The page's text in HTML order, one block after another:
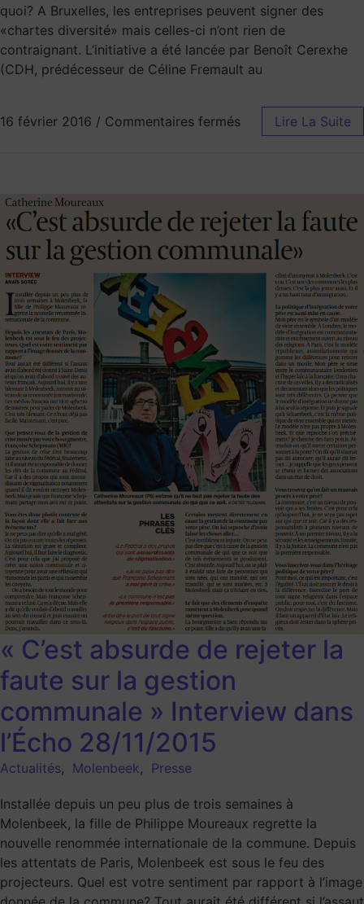
quoi? A Bruxelles, les entreprises peuvent signer des
«chartes diversité» mais celles-ci n’ont rien de
contraignant. L’initiative a été lancée par Benoît Cerexhe
(CDH, prédécesseur de Céline Fremault au
16 février 2016 / Commentaires fermés Lire La Suite
« C’est absurde de rejeter la
faute sur la gestion
communale » Interview dans
l’Écho 28/11/2015
Actualités, Molenbeek, Presse
Installée depuis un peu plus de trois semaines à
Molenbeek, la fille de Philippe Moureaux regrette la
nouvelle renommée internationale de la commune. Depuis
les attentats de Paris, Molenbeek est sous le feu des
projecteurs. Quel est votre sentiment par rapport à l’image